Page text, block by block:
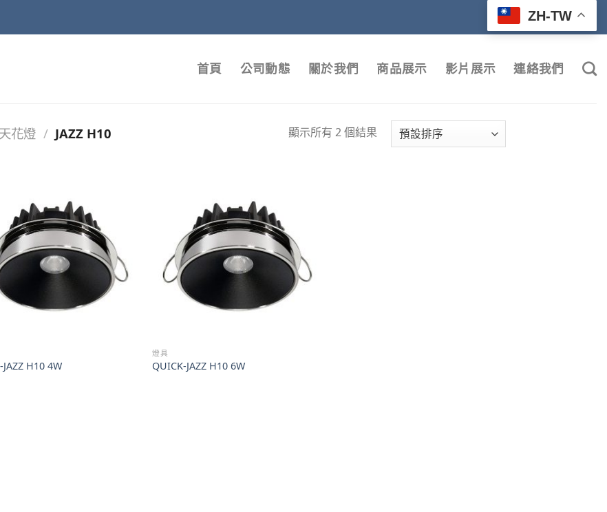
ZH-TW
首頁 公司動態 關於我們 商品展示 影片展示 連絡我們
花燈 / JAZZ H10 顯示所有 2 個結果
H10 4W
燈具
QUICK-JAZZ H10 6W